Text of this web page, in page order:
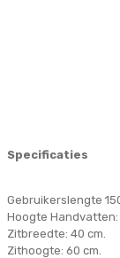
Specificaties
Gebruikerslengte
Hoogte Handvatten:
Zitbreedte: 40 cm.
Zithoogte: 60 cm.